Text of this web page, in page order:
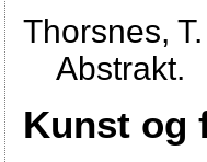
Thorsnes,
Abstrakt.
Kunst og